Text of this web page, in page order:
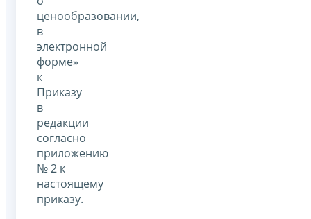
ценообразовании,
в
электронной
форме»
к
Приказу
в
редакции
согласно
приложению
№ 2 к
настоящему
приказу.